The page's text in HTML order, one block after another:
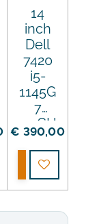
14
inch
Dell
7420
i5-
1145G
7
4.4GH
z
16GB
DDR4
256G
€ 390,00
Bekijk details